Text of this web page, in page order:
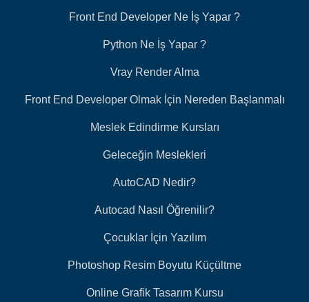
Front End Developer Ne İş Yapar ?
Python Ne İş Yapar ?
Vray Render Alma
Front End Developer Olmak İçin Nereden Başlanmalı
Meslek Edindirme Kursları
Geleceğin Meslekleri
AutoCAD Nedir?
Autocad Nasıl Öğrenilir?
Çocuklar İçin Yazılım
Photoshop Resim Boyutu Küçültme
Online Grafik Tasarım Kursu